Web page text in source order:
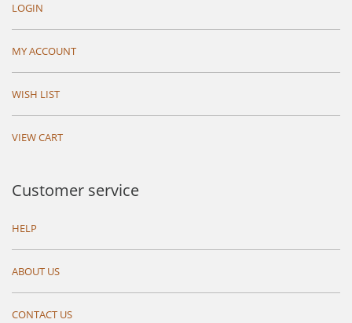
LOGIN
MY ACCOUNT
WISH LIST
VIEW CART
Customer service
HELP
ABOUT US
CONTACT US